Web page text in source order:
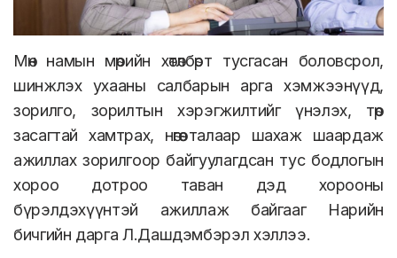
Мөн намын мөрийн хөтөлбөрт тусгасан боловсрол,
шинжлэх ухааны салбарын арга хэмжээнүүд,
зорилго, зорилтын хэрэгжилтийг үнэлэх, төр
засагтай хамтрах, нөгөө талаар шахаж шаардаж
ажиллах зорилгоор байгуулагдсан тус бодлогын
хороо дотроо таван дэд хорооны
бүрэлдэхүүнтэй ажиллаж байгааг Нарийн
бичгийн дарга Л.Дашдэмбэрэл хэллээ.